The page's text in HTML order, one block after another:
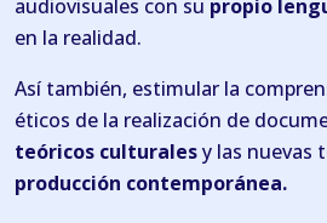
audiovisuales con su propio
en la realidad.
Así también, estimular la
éticos de la realización de
teóricos culturalesy las nuevas
producción contemporánea.